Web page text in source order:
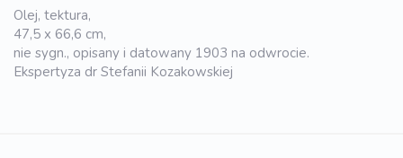
Olej, tektura,
47,5 x 66,6 cm,
nie sygn., opisany i datowany 1903 na odwrocie.
Ekspertyza dr Stefanii Kozakowskiej